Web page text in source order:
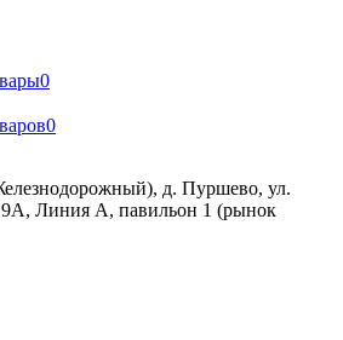
0
0
д. Пуршево, ул.
Линия А, павильон 1 (рынок